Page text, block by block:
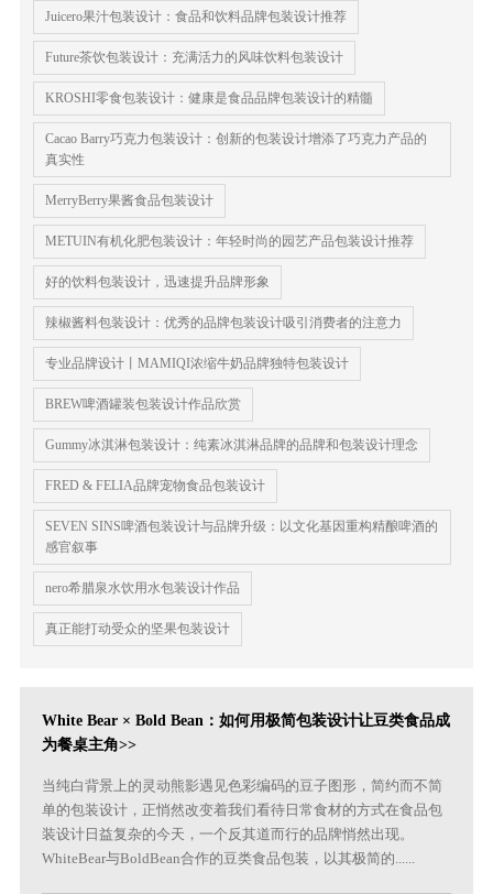
Juicero果汁包装设计：食品和饮料品牌包装设计推荐
Future茶饮包装设计：充满活力的风味饮料包装设计
KROSHI零食包装设计：健康是食品品牌包装设计的精髓
Cacao Barry巧克力包装设计：创新的包装设计增添了巧克力产品的
真实性
MerryBerry果酱食品包装设计
METUIN有机化肥包装设计：年轻时尚的园艺产品包装设计推荐
好的饮料包装设计，迅速提升品牌形象
辣椒酱料包装设计：优秀的品牌包装设计吸引消费者的注意力
专业品牌设计丨MAMIQI浓缩牛奶品牌独特包装设计
BREW啤酒罐装包装设计作品欣赏
Gummy冰淇淋包装设计：纯素冰淇淋品牌的品牌和包装设计理念
FRED & FELIA品牌宠物食品包装设计
SEVEN SINS啤酒包装设计与品牌升级：以文化基因重构精酿啤酒的
感官叙事
nero希腊泉水饮用水包装设计作品
真正能打动受众的坚果包装设计
White Bear × Bold Bean：如何用极简包装设计让豆类食品成
为餐桌主角>>
当纯白背景上的灵动熊影遇见色彩编码的豆子图形，简约而不简
单的包装设计，正悄然改变着我们看待日常食材的方式在食品包
装设计日益复杂的今天，一个反其道而行的品牌悄然出现。
WhiteBear与BoldBean合作的豆类食品包装，以其极简的......